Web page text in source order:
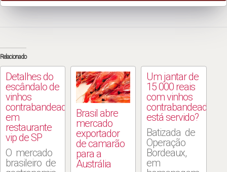
Relacionado
Detalhes do
escândalo de
vinhos
contrabandeados
em
restaurante
vip de SP
O mercado
brasileiro de
Brasil abre
mercado
exportador
de camarão
para a
Austrália
Um jantar de
15 000 reais
com vinhos
contrabandeados,
está servido?
Batizada de
Operação
Bordeaux,
em